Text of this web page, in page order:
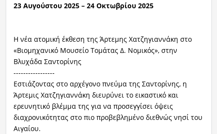
23 Αυγούστου 2025 – 24 Οκτωβρίου 2025
Η νέα ατομική έκθεση της Άρτεμης Χατζηγιαννάκη στο
«Βιομηχανικό Μουσείο Τομάτας Δ. Νομικός», στην
Βλυχάδα Σαντορίνης
-----------------
Εστιάζοντας στο αρχέγονο πνεύμα της Σαντορίνης, η
Άρτεμις Χατζηγιαννάκη διευρύνει το εικαστικό και
ερευνητικό βλέμμα της για να προσεγγίσει όψεις
διαχρονικότητας στο πιο προβεβλημένο διεθνώς νησί του
Αιγαίου.